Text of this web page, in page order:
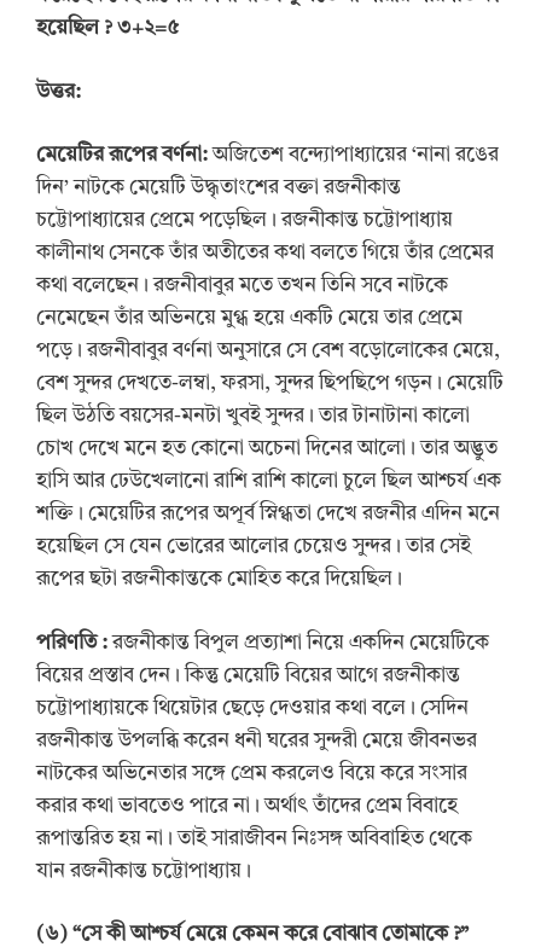
হয়েছিল ? ৩+২=৫
উত্তর:
মেয়েটির রূপের বর্ণনা: অজিতেশ বন্দ্যোপাধ্যায়ের ‘নানা রঙের
দিন’ নাটকে মেয়েটি উদ্ধৃতাংশের বক্তা রজনীকান্ত
চট্টোপাধ্যায়ের প্রেমে পড়েছিল। রজনীকান্ত চট্টোপাধ্যায়
কালীনাথ সেনকে তাঁর অতীতের কথা বলতে গিয়ে তাঁর প্রেমের
কথা বলেছেন। রজনীবাবুর মতে তখন তিনি সবে নাটকে
নেমেছেন তাঁর অভিনয়ে মুগ্ধ হয়ে একটি মেয়ে তার প্রেমে
পড়ে। রজনীবাবুর বর্ণনা অনুসারে সে বেশ বড়োলোকের মেয়ে,
বেশ সুন্দর দেখতে-লম্বা, ফরসা, সুন্দর ছিপছিপে গড়ন। মেয়েটি
ছিল উঠতি বয়সের-মনটা খুবই সুন্দর। তার টানাটানা কালো
চোখ দেখে মনে হত কোনো অচেনা দিনের আলো। তার অদ্ভুত
হাসি আর ঢেউখেলানো রাশি রাশি কালো চুলে ছিল আশ্চর্য এক
শক্তি। মেয়েটির রূপের অপূর্ব স্নিগ্ধতা দেখে রজনীর এদিন মনে
হয়েছিল সে যেন ভোরের আলোর চেয়েও সুন্দর। তার সেই
রূপের ছটা রজনীকান্তকে মোহিত করে দিয়েছিল।
পরিণতি:রজনীকান্ত বিপুল প্রত্যাশা নিয়ে একদিন মেয়েটিকে
বিয়ের প্রস্তাব দেন। কিন্তু মেয়েটি বিয়ের আগে রজনীকান্ত
চট্টোপাধ্যায়কে থিয়েটার ছেড়ে দেওয়ার কথা বলে। সেদিন
রজনীকান্ত উপলব্ধি করেন ধনী ঘরের সুন্দরী মেয়ে জীবনভর
নাটকের অভিনেতার সঙ্গে প্রেম করলেও বিয়ে করে সংসার
করার কথা ভাবতেও পারে না। অর্থাৎ তাঁদের প্রেম বিবাহে
রূপান্তরিত হয় না। তাই সারাজীবন নিঃসঙ্গ অবিবাহিত থেকে
যান রজনীকান্ত চট্টোপাধ্যায়।
(৬) “সে কী আশ্চর্য মেয়ে কেমন করে বোঝাব তোমাকে ?”